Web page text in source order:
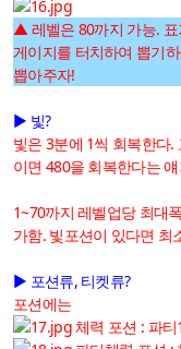
▲ 레벨은 80까지 가능. 표
게이지를 터치하여 뽑기
뽑아주자!
▶ 빛?
빛은 3분에 1씩 회복한다
이면 480을 회복한다는
1~70까지 레벨업당 최대
가함. 빛포션이 있다면 최
▶ 포션류, 티켓류?
포션에는
체력 포션 : 파티